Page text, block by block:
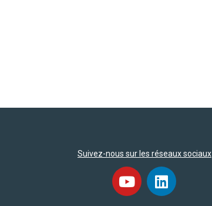
Suivez-nous sur les réseaux sociaux